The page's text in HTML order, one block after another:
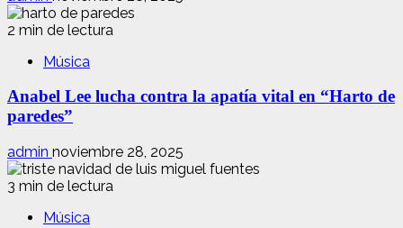
2 min de lectura
Música
Anabel Lee lucha contra la apatía vital en “Harto de
paredes”
admin noviembre 28, 2025
3 min de lectura
Música